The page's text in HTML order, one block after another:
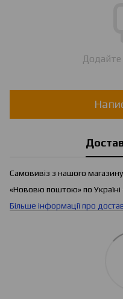
Додайте
Самовивіз з нашого
«Нововю поштою» по
Більше інформації про